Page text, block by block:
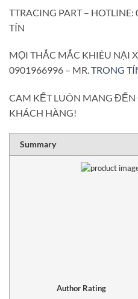
TTRACING PART –
TÍN
MỌI THẮC MẮC KHIÊU NẠI
0901966996 – MR.TRONG
CAM KẾT LUÔN MANG ĐẾN
KHÁCH HÀNG!
Summary
Author Rating